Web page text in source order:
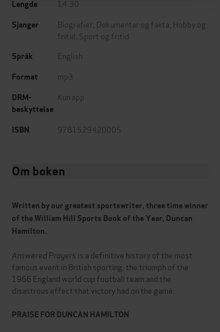
Lengde 14:30
Sjanger Biografier Dokumentar og fakta Hobby og
fritid Sport og fritid
Språk English
Format mp3
DRM-
beskyttelse
Kun app
ISBN 9781529420005
Om boken
Written by our greatest sportswriter, three time winner
of the William Hill Sports Book of the Year, Duncan
Hamilton.
Answered Prayers is a definitive history of the most
famous event in British sporting, the triumph of the
1966 England world cup football team and the
disastrous effect that victory had on the game.
PRAISE FOR DUNCAN HAMILTON